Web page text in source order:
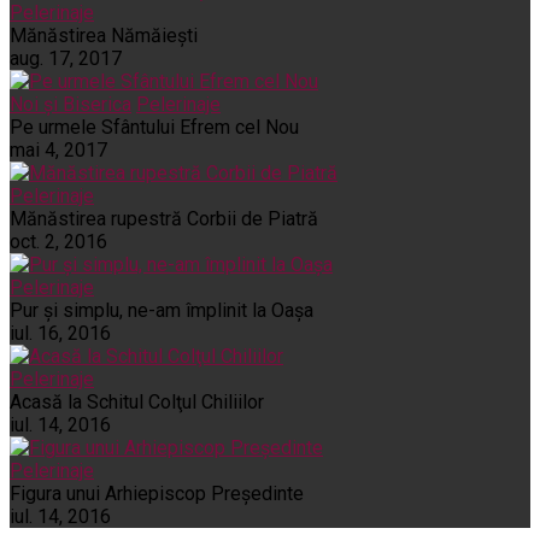
Pelerinaje
Mănăstirea Nămăiești
aug. 17, 2017
Noi și Biserica Pelerinaje
Pe urmele Sfântului Efrem cel Nou
mai 4, 2017
Pelerinaje
Mănăstirea rupestră Corbii de Piatră
oct. 2, 2016
Pelerinaje
Pur şi simplu, ne-am împlinit la Oaşa
iul. 16, 2016
Pelerinaje
Acasă la Schitul Colţul Chiliilor
iul. 14, 2016
Pelerinaje
Figura unui Arhiepiscop Preşedinte
iul. 14, 2016